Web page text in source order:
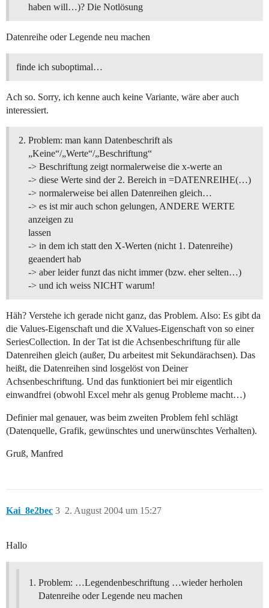
haben will…)? Die Notlösung
Datenreihe oder Legende neu machen
finde ich suboptimal…
Ach so. Sorry, ich kenne auch keine Variante, wäre aber auch
interessiert.
Problem: man kann Datenbeschrift als
„Keine“/„Werte“/„Beschriftung“
-> Beschriftung zeigt normalerweise die x-werte an
-> diese Werte sind der 2. Bereich in =DATENREIHE(…)
-> normalerweise bei allen Datenreihen gleich…
-> es ist mir auch schon gelungen, ANDERE WERTE
anzeigen zu
lassen
-> in dem ich statt den X-Werten (nicht 1. Datenreihe)
geaendert hab
-> aber leider funzt das nicht immer (bzw. eher selten…)
-> und ich weiss NICHT warum!
Häh? Verstehe ich gerade nicht ganz, das Problem. Also: Es gibt da
die Values-Eigenschaft und die XValues-Eigenschaft von so einer
SeriesCollection. In der Tat ist die Achsenbeschriftung für alle
Datenreihen gleich (außer, Du arbeitest mit Sekundärachsen). Das
heißt, die Datenreihen sind losgelöst von Deiner
Achsenbeschriftung. Und das funktioniert bei mir eigentlich
einwandfrei (obwohl Excel mehr als genug Probleme macht…)
Definier mal genauer, was beim zweiten Problem fehl schlägt
(Datenquelle, Grafik, gewünschtes und unerwünschtes Verhalten).
Gruß, Manfred
Kai_8e2bec 2. August 2004 um 15:27
3
Hallo
Problem: …Legendenbeschriftung …wieder herholen
Datenreihe oder Legende neu machen